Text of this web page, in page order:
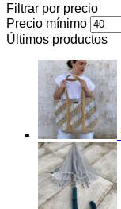
Filtrar por precio
Precio mínimo
Últimos productos